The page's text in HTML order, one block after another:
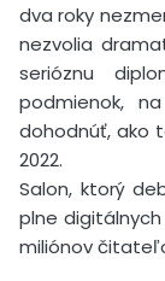
dva roky
nezvolia
serióznu
podmienok,
dohodnúť, ako
2022.
Salon, ktorý
plne
miliónov